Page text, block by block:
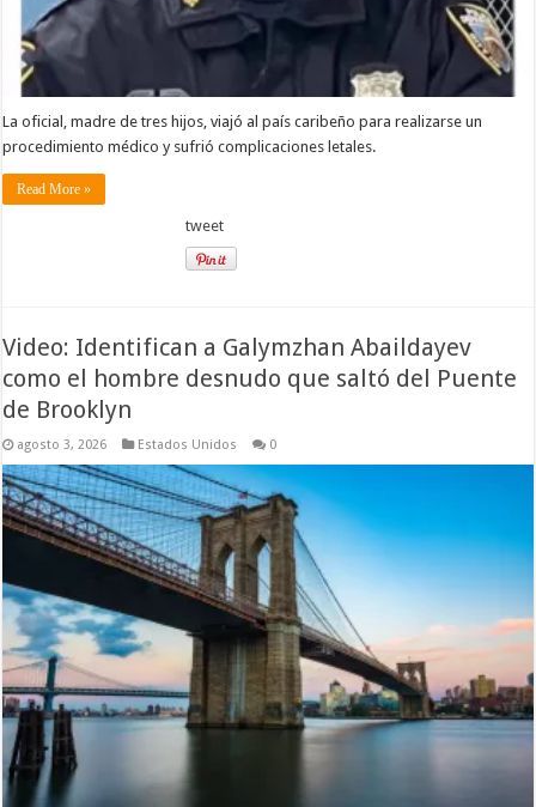
La oficial, madre de tres hijos, viajó al país caribeño para realizarse un
procedimiento médico y sufrió complicaciones letales.
Read More »
tweet
Video: Identifican a Galymzhan Abaildayev
como el hombre desnudo que saltó del Puente
de Brooklyn
agosto 3, 2026 Estados Unidos 0